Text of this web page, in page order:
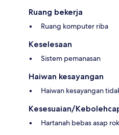
Ruang bekerja
Ruang komputer riba
Keselesaan
Sistem pemanasan
Haiwan kesayangan
Haiwan kesayangan
Kesesuaian/
Hartanah bebas asap